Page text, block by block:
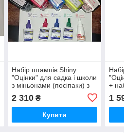
Набір штампів Shiny
"Оцінки" для садка і школи
з міньонами (посіпаки) з
2 310₴
Купити
+
1